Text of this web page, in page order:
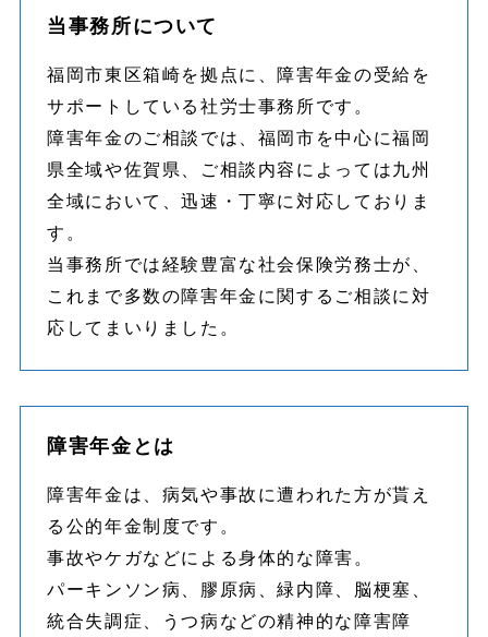
当事務所について
福岡市東区箱崎を拠点に、障害年金の受給を
サポートしている社労士事務所です。
障害年金のご相談では、福岡市を中心に福岡
県全域や佐賀県、ご相談内容によっては九州
全域において、迅速・丁寧に対応しておりま
す。
当事務所では経験豊富な社会保険労務士が、
これまで多数の障害年金に関するご相談に対
応してまいりました。
障害年金とは
障害年金は、病気や事故に遭われた方が貰え
る公的年金制度です。
事故やケガなどによる身体的な障害。
パーキンソン病、膠原病、緑内障、脳梗塞、
統合失調症、うつ病などの精神的な障害障